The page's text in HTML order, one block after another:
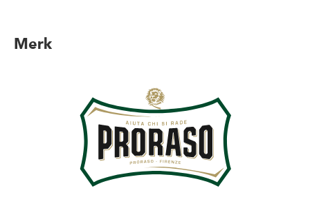
Merk